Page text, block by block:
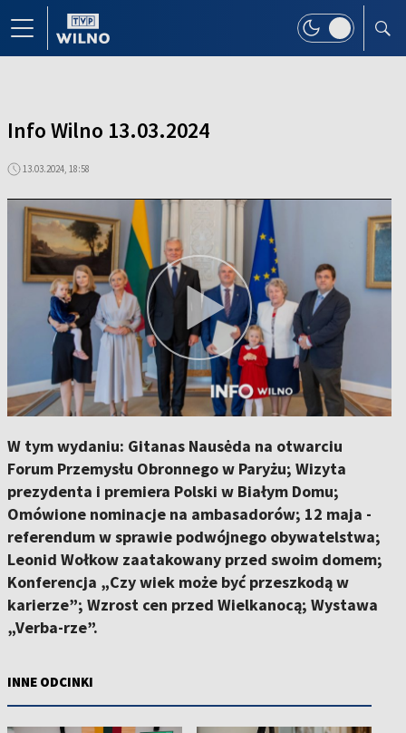
Info Wilno 13.03.2024
13.03.2024, 18:58
W tym wydaniu: Gitanas Nausėda na otwarciu
Forum Przemysłu Obronnego w Paryżu; Wizyta
prezydenta i premiera Polski w Białym Domu;
Omówione nominacje na ambasadorów; 12 maja -
referendum w sprawie podwójnego obywatelstwa;
Leonid Wołkow zaatakowany przed swoim domem;
Konferencja „Czy wiek może być przeszkodą w
karierze”; Wzrost cen przed Wielkanocą; Wystawa
„Verba-rze”.
INNE ODCINKI